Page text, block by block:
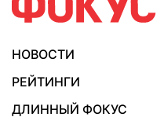
НОВОСТИ
РЕЙТИНГИ
ДЛИННЫЙ ФОКУС